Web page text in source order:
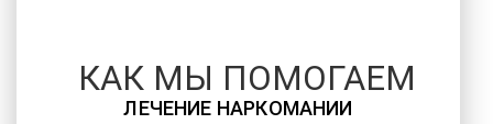
ЛЕЧЕНИЕ НАРКОМАНИИ
КАК МЫ ПОМОГАЕМ